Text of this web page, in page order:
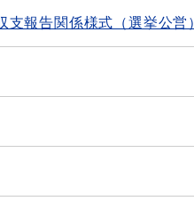
報告関係様式（選挙公営）